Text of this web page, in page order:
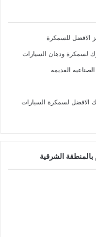
الافضل للسمكرة
لسمكرة ودهان السيارات
القديمة
الافضل لسمكرة السيارات
الشرقية